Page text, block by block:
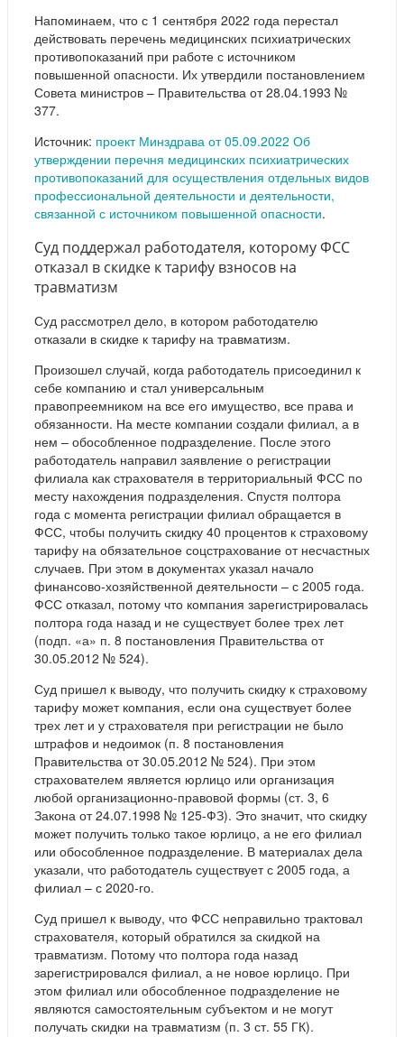
Напоминаем, что с 1 сентября 2022 года перестал
действовать перечень медицинских психиатрических
противопоказаний при работе с источником
повышенной опасности. Их утвердили постановлением
Совета министров – Правительства от 28.04.1993 №
377.
Источник: проект Минздрава от 05.09.2022 Об
утверждении перечня медицинских психиатрических
противопоказаний для осуществления отдельных видов
профессиональной деятельности и деятельности,
связанной с источником повышенной опасности.
Суд поддержал работодателя, которому ФСС
отказал в скидке к тарифу взносов на
травматизм
Суд рассмотрел дело, в котором работодателю
отказали в скидке к тарифу на травматизм.
Произошел случай, когда работодатель присоединил к
себе компанию и стал универсальным
правопреемником на все его имущество, все права и
обязанности. На месте компании создали филиал, а в
нем – обособленное подразделение. После этого
работодатель направил заявление о регистрации
филиала как страхователя в территориальный ФСС по
месту нахождения подразделения. Спустя полтора
года с момента регистрации филиал обращается в
ФСС, чтобы получить скидку 40 процентов к страховому
тарифу на обязательное соцстрахование от несчастных
случаев. При этом в документах указал начало
финансово-хозяйственной деятельности – с 2005 года.
ФСС отказал, потому что компания зарегистрировалась
полтора года назад и не существует более трех лет
(подп. «а» п. 8 постановления Правительства от
30.05.2012 № 524).
Суд пришел к выводу, что получить скидку к страховому
тарифу может компания, если она существует более
трех лет и у страхователя при регистрации не было
штрафов и недоимок (п. 8 постановления
Правительства от 30.05.2012 № 524). При этом
страхователем является юрлицо или организация
любой организационно-правовой формы (ст. 3, 6
Закона от 24.07.1998 № 125-ФЗ). Это значит, что скидку
может получить только такое юрлицо, а не его филиал
или обособленное подразделение. В материалах дела
указали, что работодатель существует с 2005 года, а
филиал – с 2020-го.
Суд пришел к выводу, что ФСС неправильно трактовал
страхователя, который обратился за скидкой на
травматизм. Потому что полтора года назад
зарегистрировался филиал, а не новое юрлицо. При
этом филиал или обособленное подразделение не
являются самостоятельным субъектом и не могут
получать скидки на травматизм (п. 3 ст. 55 ГК).